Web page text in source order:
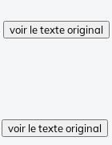
voir le texte original
voir le texte original